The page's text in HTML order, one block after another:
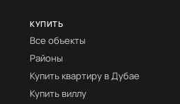
КУПИТЬ
Все объекты
Районы
Купить квартиру в Дубае
Купить виллу